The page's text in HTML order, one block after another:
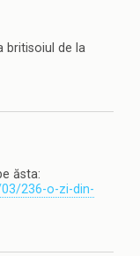
britisoiul de la
ăsta:
236-o-zi-din-